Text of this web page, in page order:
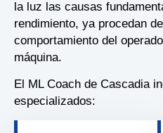
la luz las causas
rendimiento, ya procedan
comportamiento del
máquina.
El ML Coach de Cascadia
especializados: